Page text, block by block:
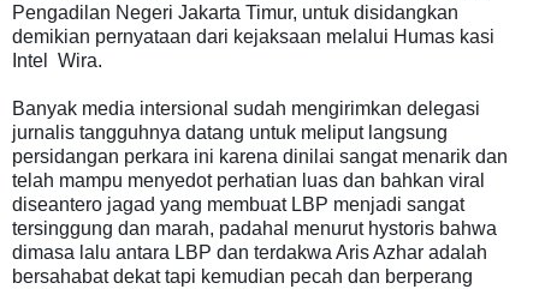
Pengadilan Negeri Jakarta Timur, untuk disidangkan
demikian pernyataan dari kejaksaan melalui Humas kasi
Intel Wira.
Banyak media intersional sudah mengirimkan delegasi
jurnalis tangguhnya datang untuk meliput langsung
persidangan perkara ini karena dinilai sangat menarik dan
telah mampu menyedot perhatian luas dan bahkan viral
diseantero jagad yang membuat LBP menjadi sangat
tersinggung dan marah, padahal menurut hystoris bahwa
dimasa lalu antara LBP dan terdakwa Aris Azhar adalah
bersahabat dekat tapi kemudian pecah dan berperang